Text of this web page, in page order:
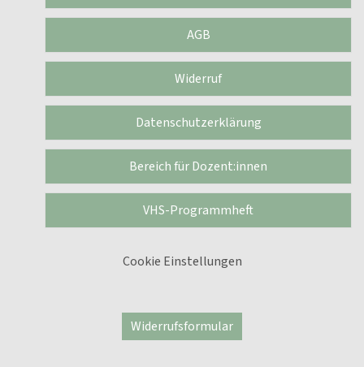
AGB
Widerruf
Datenschutzerklärung
Bereich für Dozent:innen
VHS-Programmheft
Cookie Einstellungen
Widerrufsformular